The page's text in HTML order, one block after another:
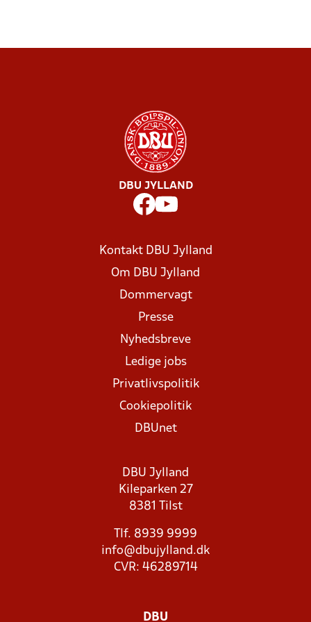
DBU JYLLAND
Kontakt DBU Jylland
Om DBU Jylland
Dommervagt
Presse
Nyhedsbreve
Ledige jobs
Privatlivspolitik
Cookiepolitik
DBUnet
DBU Jylland
Kileparken 27
8381 Tilst
Tlf. 8939 9999
info@dbujylland.dk
CVR: 46289714
DBU